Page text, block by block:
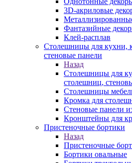
3D-акриловые
Фантазийные
Клей-расплав
Столешницы для кухни,
стеновые панели
Назад
Столешницы для
столешниц,
Столешницы
Кромка для
Стеновые панели
Кронштейны для
Пристеночные бортики
Назад
Пристеночные
Бортики овальные